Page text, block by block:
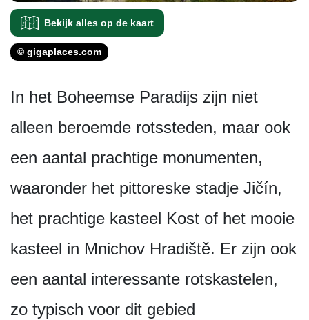
Bekijk alles op de kaart
© gigaplaces.com
In het Boheemse Paradijs zijn niet
alleen beroemde rotssteden, maar ook
een aantal prachtige monumenten,
waaronder het pittoreske stadje Jičín,
het prachtige kasteel Kost of het mooie
kasteel in Mnichov Hradiště. Er zijn ook
een aantal interessante rotskastelen,
zo typisch voor dit gebied